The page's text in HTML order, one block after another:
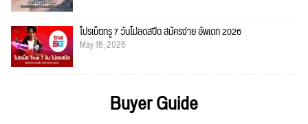
โปรเน็ตทรู 7 วันไม่ลดสปีด สมัครง่าย อัพเดท 2026
May 16, 2026
Buyer Guide